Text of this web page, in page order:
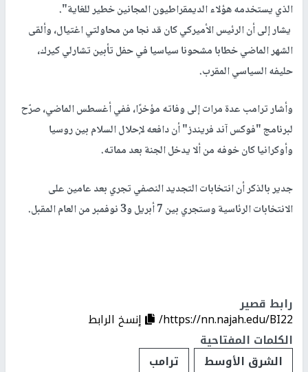
الذي يستخدمه هؤلاء الديمقراطيون المجانين خطير للغاية".
يشار إلى أن الرئيس الأميركي كان قد نجا من محاولتي اغتيال، وألقى
الشهر الماضي خطابا مشحونا سياسيا في حفل تأبين تشارلي كيرك،
حليفه السياسي المقرب.
وأشار ترامب عدة مرات إلى وفاته مؤخرًا، ففي أغسطس الماضي، صرّح
لبرنامج "فوكس آند فريندز" أن دافعه لإحلال السلام بين روسيا
وأوكرانيا كان خوفه من ألا يدخل الجنة بعد مماته.
جدير بالذكر أن انتخابات التجديد النصفي تجري بعد عامين على
الانتخابات الرئاسية وستجري بين 7 أبريل و3 نوفمبر من العام المقبل.
رابط قصير
https://nn.najah.edu/BI22/
إنسخ الرابط
الكلمات المفتاحية
الشرق الأوسط
ترامب